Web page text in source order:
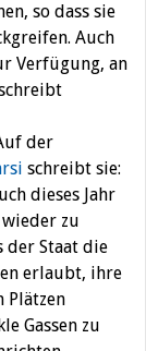
so dass sie
Auch
Verfügung, an
der
schreibt sie:
dieses Jahr
zu
der Staat die
erlaubt, ihre
Plätzen
Gassen zu